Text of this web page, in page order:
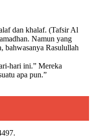
dan khalaf. (Tafsir Al
Namun yang
bahwasanya Rasulullah
apa pun.”